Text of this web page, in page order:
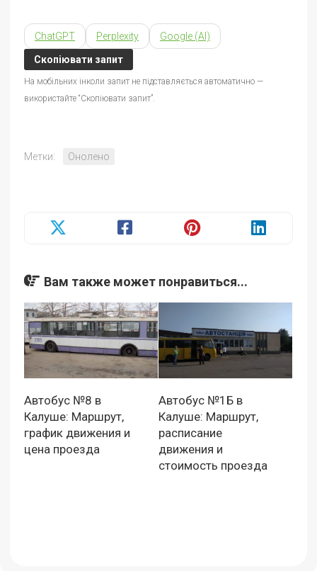
ChatGPT Perplexity Google (AI)
Скопіювати запит
На мобільних інколи запит не підставляється автоматично —
використайте “Скопіювати запит”.
Метки: Онолено
Вам также может понравиться...
Автобус №8 в
Калуше: Маршрут,
график движения и
цена проезда
Автобус №1Б в
Калуше: Маршрут,
расписание
движения и
стоимость проезда